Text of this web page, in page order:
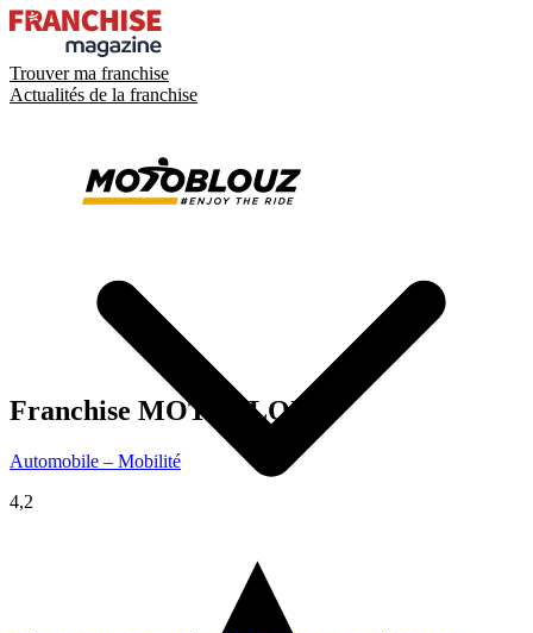
Trouver ma franchise
Actualités de la franchise
Franchise MOTOBLOUZ
Automobile – Mobilité
4,2